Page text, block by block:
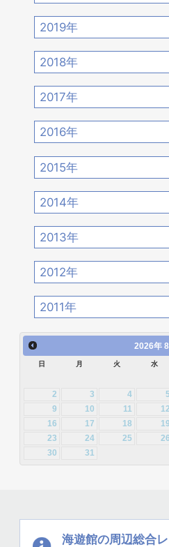
2022年8月 [20]
2022年6月 [17]
2022年4月 [15]
2022年2月 [12]
2021年10月 [17]
2021年8月 [21]
2021年6月 [17]
2021年4月 [16]
2021年2月 [14]
2020年12月 [21]
2020年10月 [21]
2020年8月 [18]
2020年6月 [21]
2020年4月 [12]
2020年2月 [18]
2019年
2019年12月 [14]
2019年10月 [12]
2019年8月 [18]
2019年6月 [18]
2019年4月 [16]
2019年2月 [12]
2018年
2018年12月 [20]
2018年10月 [20]
2018年6月 [18]
2018年4月 [21]
2018年2月 [25]
2017年
2017年12月 [28]
2017年10月 [21]
2017年8月 [31]
2017年6月 [25]
2017年4月 [26]
2017年2月 [23]
2016年
2016年12月 [21]
2016年10月 [26]
2016年8月 [39]
2016年6月 [27]
2016年4月 [32]
2016年2月 [25]
2015年
2015年12月 [30]
2015年10月 [26]
2015年8月 [31]
2015年6月 [29]
2015年4月 [26]
2015年2月 [22]
2014年
2014年12月 [28]
2014年10月 [29]
2014年8月 [24]
2014年6月 [28]
2014年4月 [32]
2013年
2013年12月 [27]
2013年10月 [28]
2013年6月 [28]
2013年2月 [26]
2012年
2012年12月 [30]
2012年10月 [12]
2012年8月 [12]
2011年
2011年12月 [1]
2026年
日 月 火 水
2
3 4 5
9
10 11 12
16
17 18 19
23
24 25 26
30
31
海遊館の周辺総合